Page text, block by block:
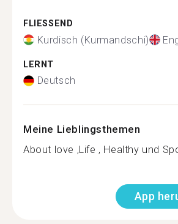
FLIESSEND
Kurdisch (Kurmandschi)
LERNT
Deutsch
Meine Lieblingsthemen
About love ,Life , Healthy und
App